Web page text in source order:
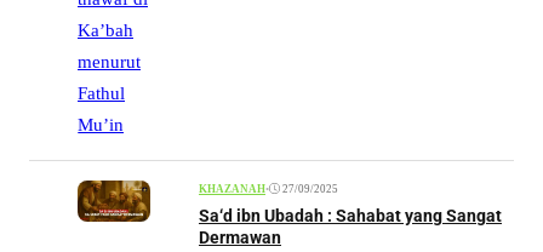
KHAZANAH• 27/09/2025
Sa‘d ibn Ubadah : Sahabat yang Sangat
Dermawan